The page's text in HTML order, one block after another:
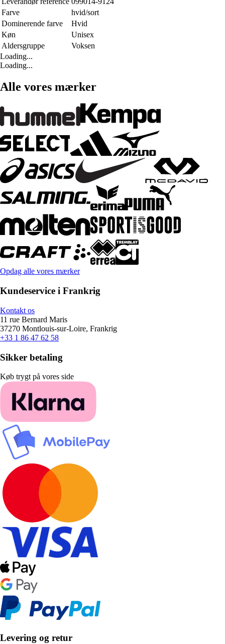
Farve
hvid/sort
Dominerende farve
Hvid
Køn
Unisex
Aldersgruppe
Voksen
Loading...
Loading...
Alle vores mærker
Opdag alle vores mærker
Kundeservice i Frankrig
Kontakt os
11 rue Bernard Maris
37270 Montlouis-sur-Loire, Frankrig
+33 1 86 47 62 58
Sikker betaling
Køb trygt på vores side
Levering og retur